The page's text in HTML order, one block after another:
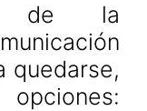
de la
quedarse,